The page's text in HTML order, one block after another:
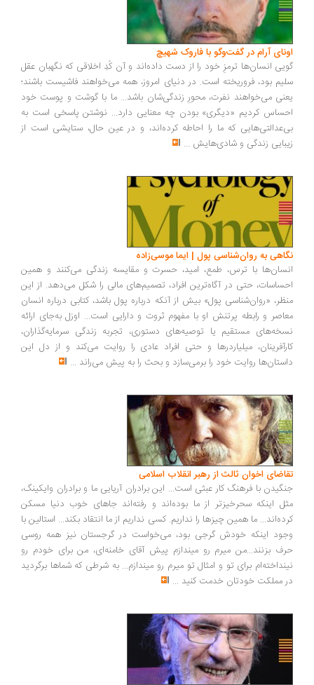
آرام در گفت‌وگو با فاروک شهیچ‭
انسان‌ها ترمزِ خود را از دست داده‌اند و آن کُدِ اخلاقی که نگهبان عقل
بود، فروریخته است. در دنیای امروز، همه می‌خواهند فاشیست باشند؛
می‌خواهند نفرت، محورِ زندگی‌شان باشد... ما با گوشت و پوست خود
کردیم «دیگری» بودن چه معنایی دارد... نوشتن پاسخی است به
که ما را احاطه کرده‌اند، و در عین حال، ستایشی است از
زندگی و شادی‌هایش...
به روان‌شناسی پول | ایما موسی‌زاده
با ترس، طمع، امید، حسرت و مقایسه زندگی می‌کنند و همین
حتی در آگاه‌ترین افراد، تصمیم‌های مالی را شکل می‌دهد. از این
«روان‌شناسی پول» بیش از آنکه درباره پول باشد، کتابی درباره انسان
و رابطه پرتنش او با مفهوم ثروت و دارایی است... اوزل به‌جای ارائه
مستقیم یا توصیه‌های دستوری، تجربه زندگی سرمایه‌گذاران،
میلیاردرها و حتی افراد عادی را روایت می‌کند و از دل این
روایت خود را برمی‌سازد و بحث را به پیش می‌راند ...
اخوان ثالث از رهبر انقلاب اسلامی
با فرهنگ کار عبثی است... این برادران آریایی ما و برادران وایکینگ،
اینکه سحرخیزتر از ما بوده‌اند و رفته‌اند جاهای خوب دنیا مسکن
ما همین چیزها را نداریم. کسی نداریم از ما انتقاد بکند... استالین با
اینکه خودش گرجی بود، می‌خواست در گرجستان نیز همه روسی
بزنند...من میرم رو میندازم پیش آقای خامنه‌ای، من برای خودم رو
برای تو و امثال تو میرم رو میندازم... به شرطی که شماها برگردید
مملکت خودتان خدمت کنید...